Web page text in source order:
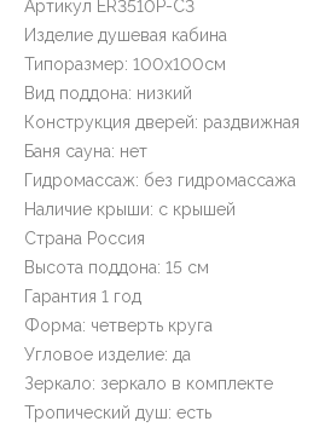
Артикул ER3510P-C3
Изделие душевая кабина
Типоразмер: 100x100см
Вид поддона: низкий
Конструкция дверей: раздвижная
Баня сауна: нет
Гидромассаж: без гидромассажа
Наличие крыши: с крышей
Страна Россия
Высота поддона: 15 см
Гарантия 1 год
Форма: четверть круга
Угловое изделие: да
Зеркало: зеркало в комплекте
Тропический душ: есть